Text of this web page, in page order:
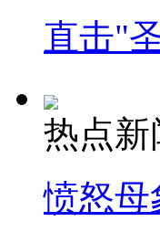
直击"
热点新
愤怒母